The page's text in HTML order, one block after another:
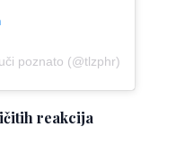
poznato (@tlzphr)
reakcija